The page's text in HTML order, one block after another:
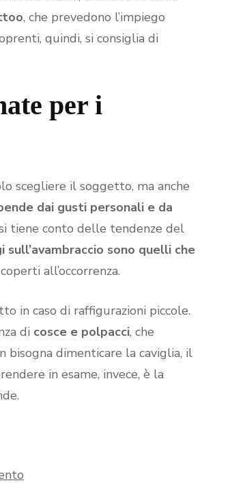
, che prevedono l’impiego
quindi, si consiglia di
per i
scegliere il soggetto, ma anche
dai gusti personali e da
tiene conto delle tendenze del
sull’avambraccio sono quelli che
all’occorrenza.
in caso di raffigurazioni piccole.
di cosce e polpacci, che
dimenticare la caviglia, il
in esame, invece, è la